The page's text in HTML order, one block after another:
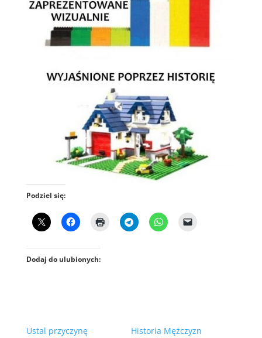
Podziel się:
Dodaj do ulubionych:
Ustal przyczynę
Historia Mężczyzn